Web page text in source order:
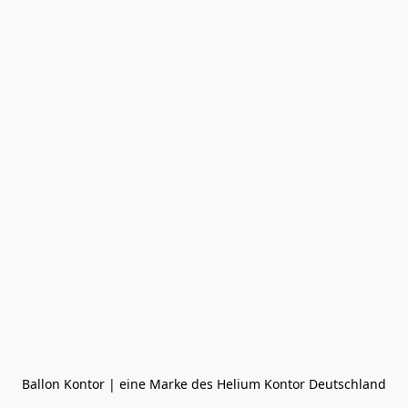
Ballon Kontor | eine Marke des Helium Kontor Deutschland